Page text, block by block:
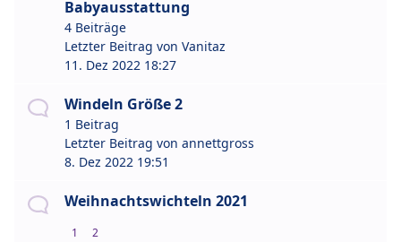
Babyausstattung
4 Beiträge
Letzter Beitrag von Vanitaz
11. Dez 2022 18:27
Windeln Größe 2
1 Beitrag
Letzter Beitrag von annettgross
8. Dez 2022 19:51
Weihnachtswichteln 2021
1 2